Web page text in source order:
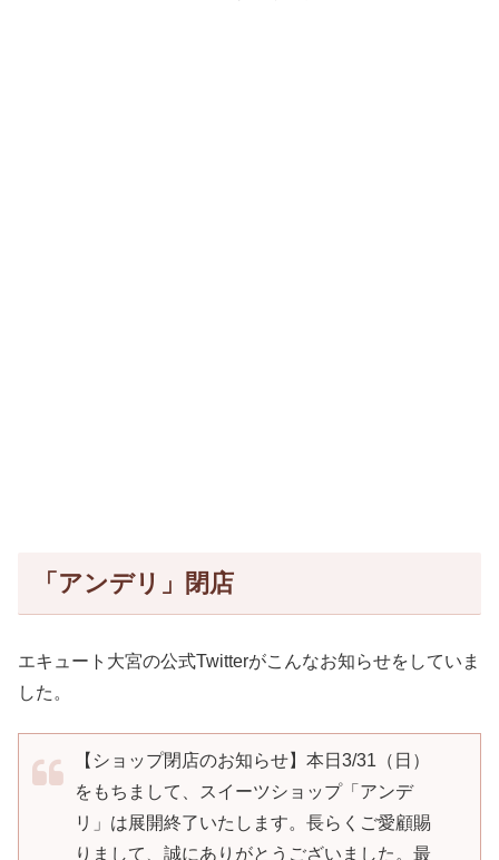
「アンデリ」閉店
エキュート大宮の公式Twitterがこんなお知らせをしていま
した。
【ショップ閉店のお知らせ】本日3/31（日）
をもちまして、スイーツショップ「アンデ
リ」は展開終了いたします。長らくご愛顧賜
りまして、誠にありがとうございました。最